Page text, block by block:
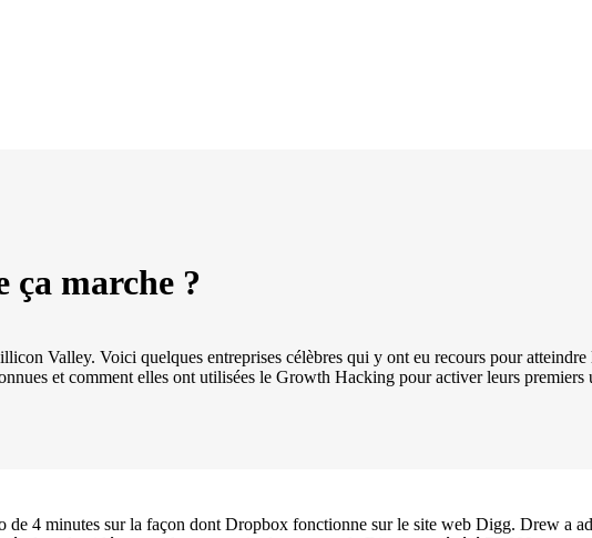
ça marche ?
Valley. Voici quelques entreprises célèbres qui y ont eu recours pour
et comment elles ont utilisées le Growth Hacking pour activer leurs premiers
4 minutes sur la façon dont Dropbox fonctionne sur le site web Digg. Drew a